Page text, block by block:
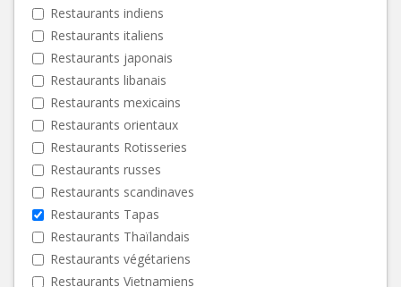
Restaurants indiens
Restaurants italiens
Restaurants japonais
Restaurants libanais
Restaurants mexicains
Restaurants orientaux
Restaurants Rotisseries
Restaurants russes
Restaurants scandinaves
Restaurants Tapas
Restaurants Thaïlandais
Restaurants végétariens
Restaurants Vietnamiens